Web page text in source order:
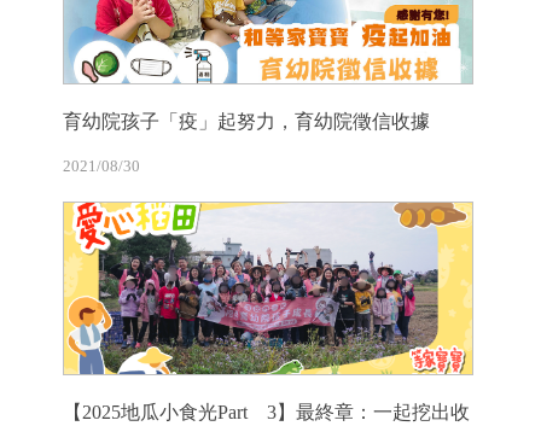
育幼院孩子「疫」起努力，育幼院徵信收據
2021/08/30
【2025地瓜小食光Part 3】最終章：一起挖出收